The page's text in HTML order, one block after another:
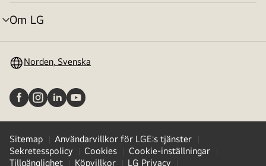
Om LG
menyväxling
Norden, Svenska
Sitemap
Användarvillkor för LGE:s tjänster
Sekretesspolicy
Cookies
Cookie-inställningar
Tillgänglighet
Köpvillkor
LG Privacy